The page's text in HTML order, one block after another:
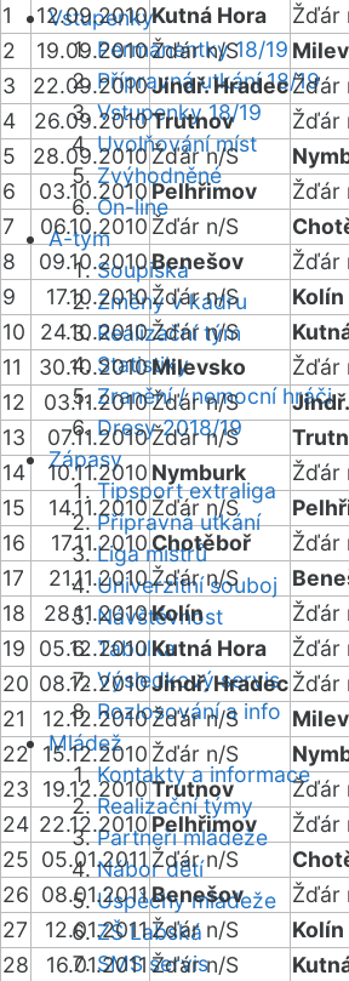
Vstupenky
Permanentky 18/19
Přípravná utkání 18/19
Vstupenky 18/19
Uvolňování míst
Zvýhodněné
On-line
A-tým
Soupiska
Změny v kádru
Realizační tým
Statistiky
Zranění / nemocní hráči
Dresy 2018/19
Zápasy
Tipsport extraliga
Přípravná utkání
Liga mistrů
Univerzitní souboj
Návštěvnost
Tabulka
Výsledkový servis
Rozlosování a info
Mládež
Kontakty a informace
Realizační týmy
Partneři mládeže
Nábor dětí
Úspěchy mládeže
ZŠ Labská
SMS servis
1 12.09.2010Kutná Hora Žďár
2
19.09.2010Žďár n/S
3
22.09.2010Jindř. HradecŽďár
4
26.09.2010Trutnov Žďár
5
28.09.2010Žďár n/S
6
03.10.2010Pelhřimov Žďár
7
06.10.2010 Žďár n/S
8
09.10.2010Benešov Žďár
9
17.10.2010Žďár n/S Kolín
10
24.10.2010Žďár n/S
11
30.10.2010Milevsko Žďár
12
03.11.2010Žďár n/S
13
07.11.2010Žďár n/S
14
10.11.2010 Nymburk Žďár
15
14.11.2010 Žďár n/S
16
17.11.2010 Chotěboř Žďár
17
21.11.2010Žďár n/S
18
28.11.2010Kolín Žďár
19
05.12.2010 Kutná Hora Žďár
20 08.12.2010Jindř. HradecŽďár
21
12.12.2010Žďár n/S
22 15.12.2010 Žďár n/S
23
19.12.2010Trutnov Žďár
24 22.12.2010 Pelhřimov Žďár
25 05.01.2011 Žďár n/S
26 08.01.2011Benešov Žďár
27
12.01.2011Žďár n/S Kolín
28
16.01.2011 Žďár n/S